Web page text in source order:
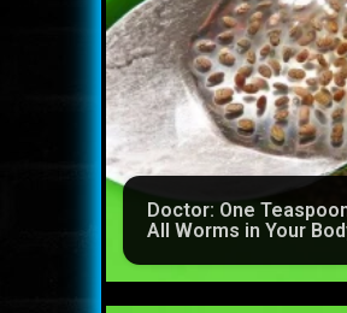
Doctor: One
All Worms in Your